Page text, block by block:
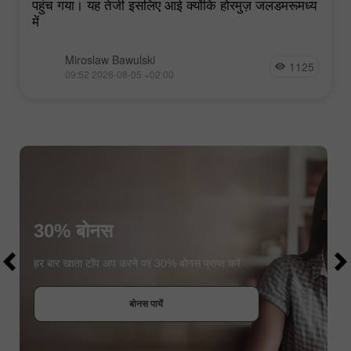
पहुंच गया। यह तेजी इसलिए आई क्योंकि होरमुज़ जलडमरूमध्य
में
Miroslaw Bawulski
09:52 2026-08-05 +02:00 1125
30% बोनस
हर बार खाता टॉप अप करने पर 30% बोनस प्राप्त करें
बोनस पायें